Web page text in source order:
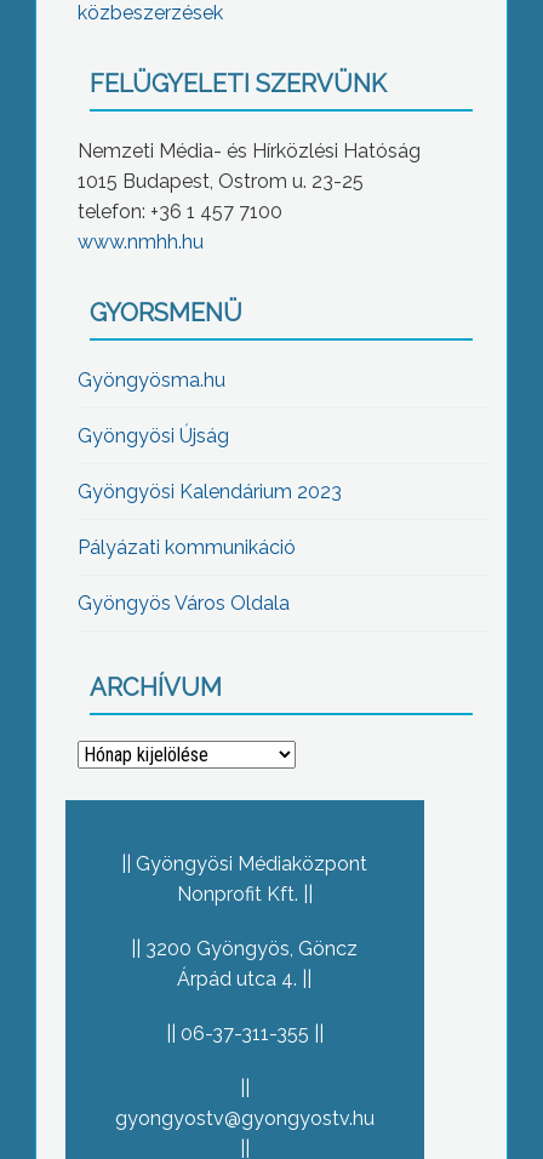
közbeszerzések
FELÜGYELETI SZERVÜNK
Nemzeti Média- és Hírközlési Hatóság
1015 Budapest, Ostrom u. 23-25
telefon: +36 1 457 7100
www.nmhh.hu
GYORSMENÜ
Gyöngyösma.hu
Gyöngyösi Újság
Gyöngyösi Kalendárium 2023
Pályázati kommunikáció
Gyöngyös Város Oldala
ARCHÍVUM
Archívum
Gyöngyösi Médiaközpont
Nonprofit Kft.
3200 Gyöngyös, Göncz
Árpád utca 4.
06-37-311-355
gyongyostv@gyongyostv.hu